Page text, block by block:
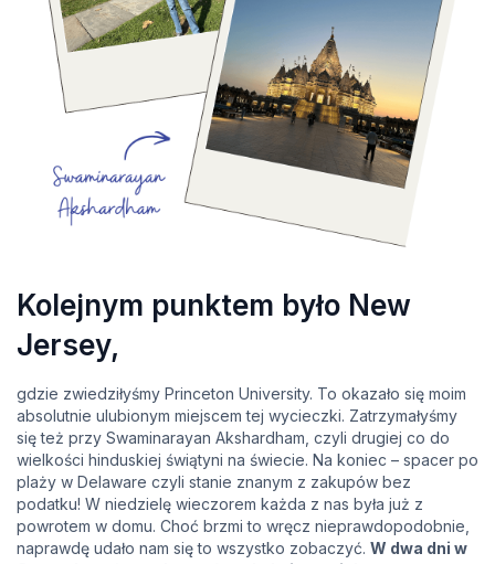
Kolejnym punktem było New
Jersey,
gdzie zwiedziłyśmy Princeton University. To okazało się moim
absolutnie ulubionym miejscem tej wycieczki. Zatrzymałyśmy
się też przy Swaminarayan Akshardham, czyli drugiej co do
wielkości hinduskiej świątyni na świecie. Na koniec – spacer po
plaży w Delaware czyli stanie znanym z zakupów bez
podatku! W niedzielę wieczorem każda z nas była już z
powrotem w domu. Choć brzmi to wręcz nieprawdopodobnie,
naprawdę udało nam się to wszystko zobaczyć. W dwa dni w